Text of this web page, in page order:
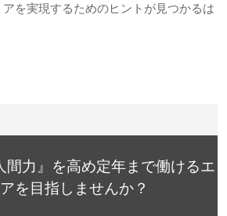
を実現するためのヒントが見つかるは
間力』を高め定年まで働けるエ
を目指しませんか？